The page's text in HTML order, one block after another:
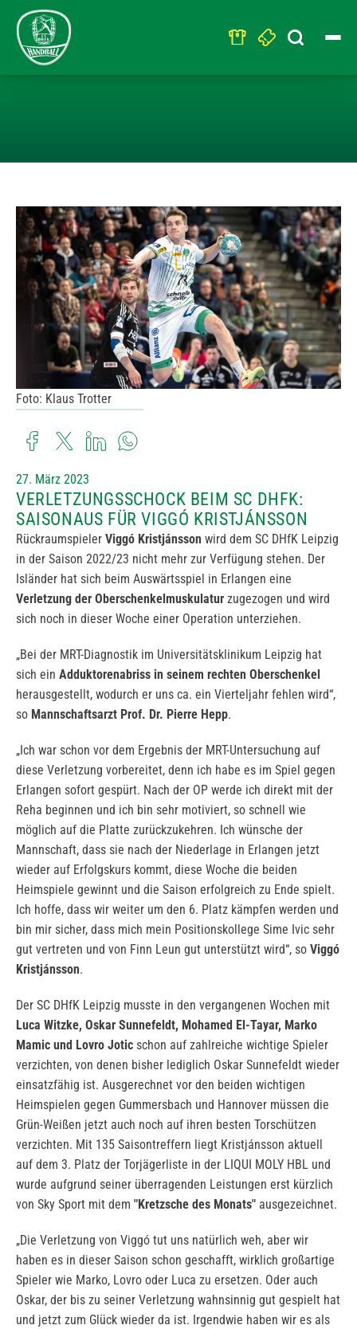
Search
for:
Foto: Klaus Trotter
27. März 2023
VERLETZUNGSSCHOCK BEIM SC DHFK:
SAISONAUS FÜR VIGGÓ KRISTJÁNSSON
Rückraumspieler Viggó Kristjánsson wird dem SC DHfK Leipzig
in der Saison 2022/23 nicht mehr zur Verfügung stehen. Der
Isländer hat sich beim Auswärtsspiel in Erlangen eine
Verletzung der Oberschenkelmuskulatur zugezogen und wird
sich noch in dieser Woche einer Operation unterziehen.
„Bei der MRT-Diagnostik im Universitätsklinikum Leipzig hat
sich ein Adduktorenabriss in seinem rechten Oberschenkel
herausgestellt, wodurch er uns ca. ein Vierteljahr fehlen wird“,
so Mannschaftsarzt Prof. Dr. Pierre Hepp.
„Ich war schon vor dem Ergebnis der MRT-Untersuchung auf
diese Verletzung vorbereitet, denn ich habe es im Spiel gegen
Erlangen sofort gespürt. Nach der OP werde ich direkt mit der
Reha beginnen und ich bin sehr motiviert, so schnell wie
möglich auf die Platte zurückzukehren. Ich wünsche der
Mannschaft, dass sie nach der Niederlage in Erlangen jetzt
wieder auf Erfolgskurs kommt, diese Woche die beiden
Heimspiele gewinnt und die Saison erfolgreich zu Ende spielt.
Ich hoffe, dass wir weiter um den 6. Platz kämpfen werden und
bin mir sicher, dass mich mein Positionskollege Sime Ivic sehr
gut vertreten und von Finn Leun gut unterstützt wird“, so Viggó
Kristjánsson.
Der SC DHfK Leipzig musste in den vergangenen Wochen mit
Luca Witzke, Oskar Sunnefeldt, Mohamed El-Tayar, Marko
Mamic und Lovro Jotic schon auf zahlreiche wichtige Spieler
verzichten, von denen bisher lediglich Oskar Sunnefeldt wieder
einsatzfähig ist. Ausgerechnet vor den beiden wichtigen
Heimspielen gegen Gummersbach und Hannover müssen die
Grün-Weißen jetzt auch noch auf ihren besten Torschützen
verzichten. Mit 135 Saisontreffern liegt Kristjánsson aktuell
auf dem 3. Platz der Torjägerliste in der LIQUI MOLY HBL und
wurde aufgrund seiner überragenden Leistungen erst kürzlich
von Sky Sport mit dem "Kretzsche des Monats" ausgezeichnet.
„Die Verletzung von Viggó tut uns natürlich weh, aber wir
haben es in dieser Saison schon geschafft, wirklich großartige
Spieler wie Marko, Lovro oder Luca zu ersetzen. Oder auch
Oskar, der bis zu seiner Verletzung wahnsinnig gut gespielt hat
und jetzt zum Glück wieder da ist. Irgendwie haben wir es als